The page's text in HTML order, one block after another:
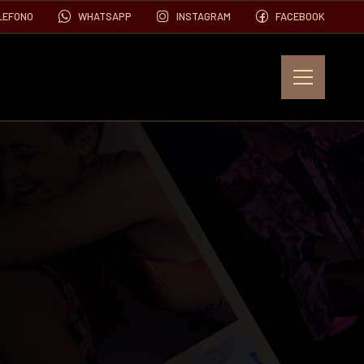
WHATSAPP INSTAGRAM FACEBOOK
EVENTOS
CONTACTO